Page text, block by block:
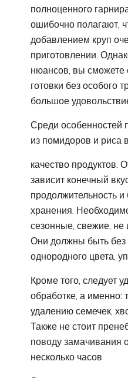
полноценного
ошибочно полагают,
добавлением круп
приготовлении.
нюансов, вы сможете
готовки без особого
большое
Среди особенностей
из помидоров и риса
качество продуктов.
зависит конечный
продолжительность и
хранения.
сезонные, свежие,
Они должны быть без
однородного цвета,
Кроме того, следует
обработке, а именно:
удалению семечек,
Также не стоит
поводу замачивания
несколько часов